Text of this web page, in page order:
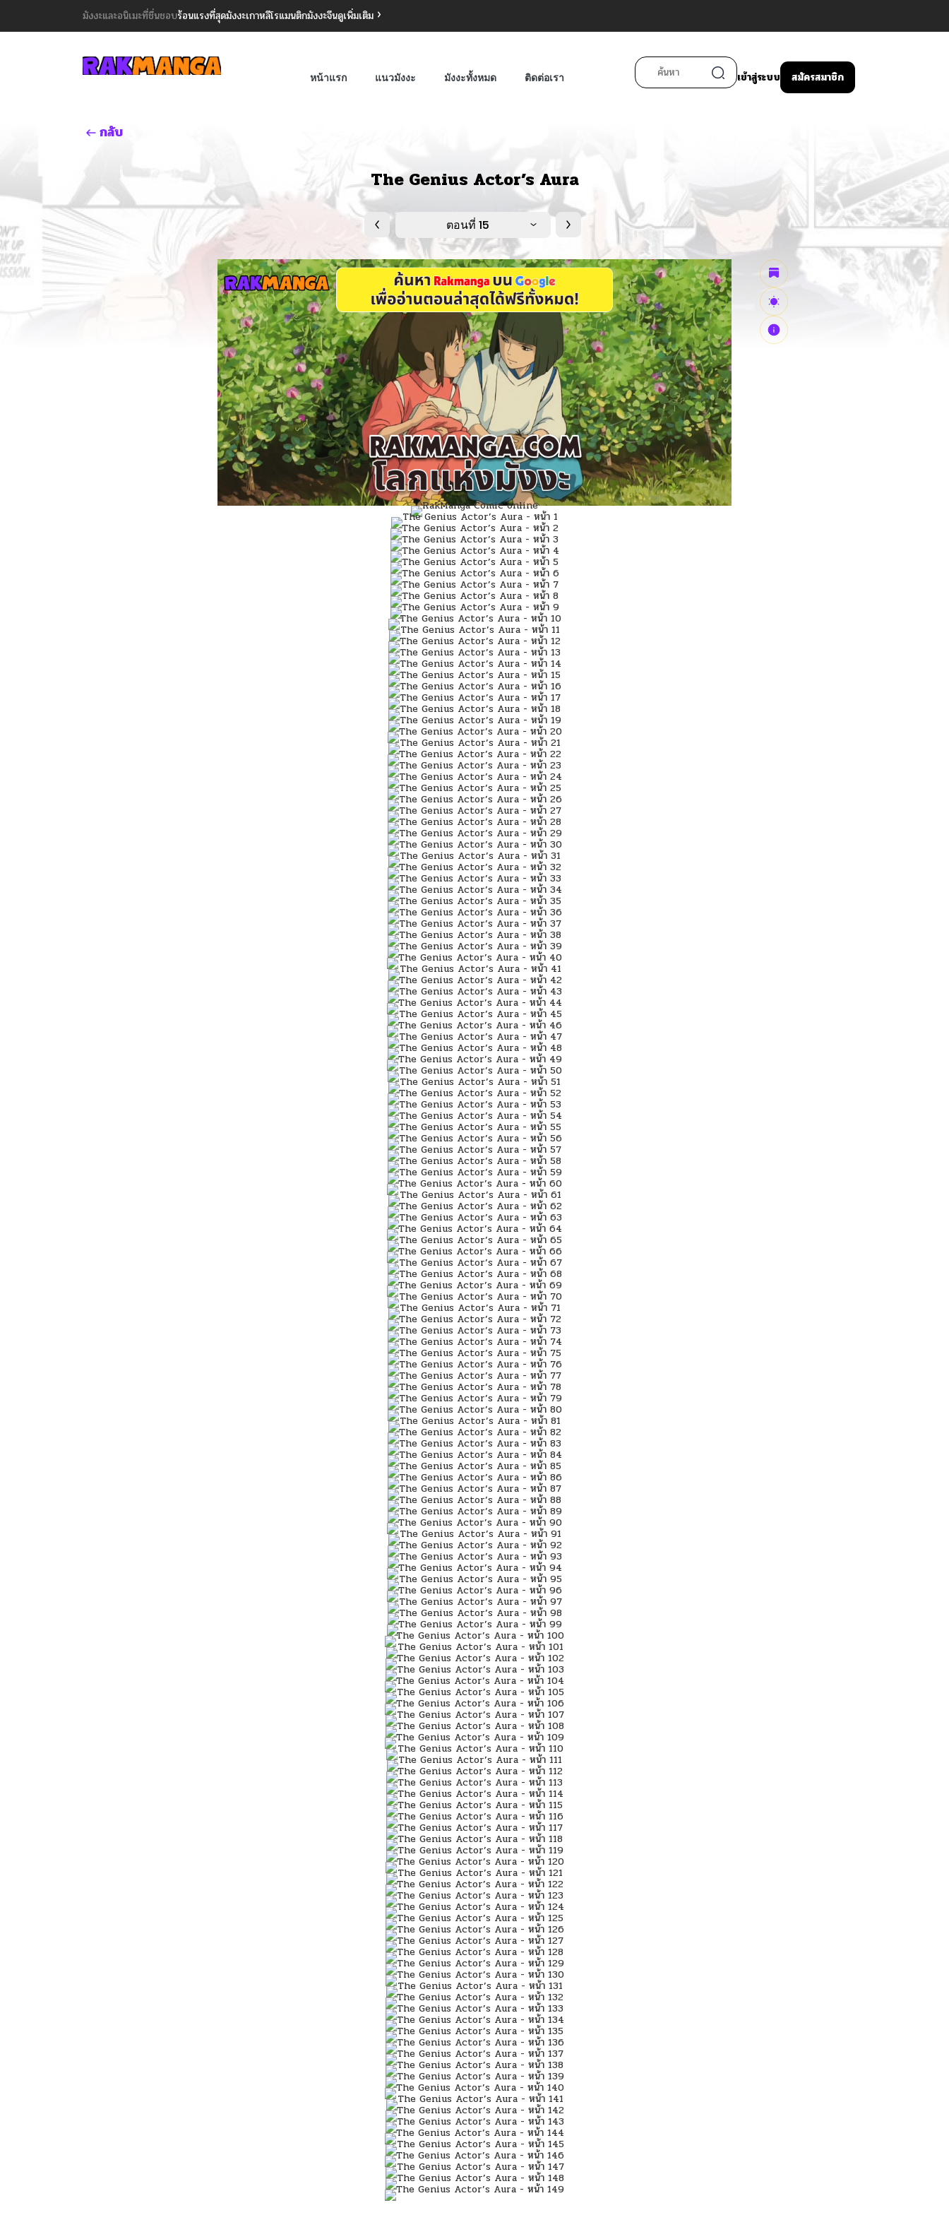
มังงะและอนิเมะที่ชื่นชอบร้อนแรงที่สุดมังงะเกาหลีโรแมนติกมังงะจีนดูเพิ่มเติม
หน้าแรก แนวมังงะ มังงะทั้งหมด ติดต่อเรา เข้าสู่ระบบ สมัครสมาชิก
กลับ
The Genius Actor’s Aura
ตอนที่ 15